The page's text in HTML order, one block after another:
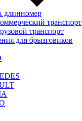
длинномер
транспорт
транспорт
для брызговиков